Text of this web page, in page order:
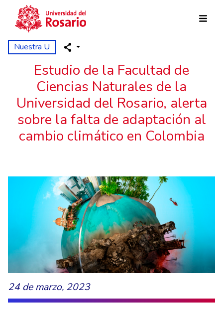
Pasar al contenido principal
Nuestra U
Estudio de la Facultad de
Ciencias Naturales de la
Universidad del Rosario, alerta
sobre la falta de adaptación al
cambio climático en Colombia
24 de marzo, 2023